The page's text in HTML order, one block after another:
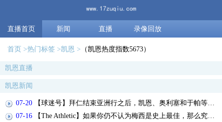
直播首页 新闻 直播 录像回放
首页 热门标签 凯恩 （凯恩热度指数5673）
凯恩直播
凯恩新闻
07-20 【球迷号】拜仁结束亚洲行之后，凯恩、奥利塞和于帕等人将归队
07-16 【The Athletic】如果你仍不认为梅西是史上最佳，那么究竟什么才能说服你？